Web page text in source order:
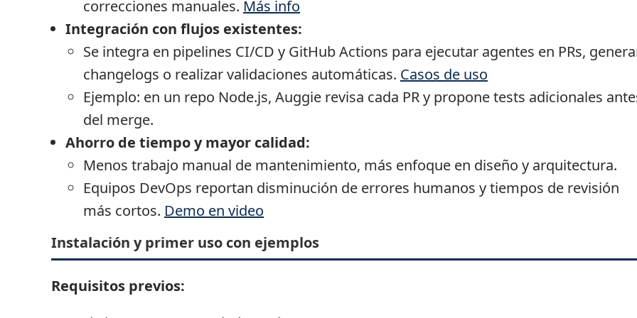
correcciones manuales. Más info
Integración con flujos existentes:
Se integra en pipelines CI/CD y GitHub Actions para ejecutar agentes en PRs,
changelogs o realizar validaciones automáticas. Casos de uso
Ejemplo: en un repo Node.js, Auggie revisa cada PR y propone tests adicionales
del merge.
Ahorro de tiempo y mayor calidad:
Menos trabajo manual de mantenimiento, más enfoque en diseño y arquitectura.
Equipos DevOps reportan disminución de errores humanos y tiempos de revisión
más cortos. Demo en video
Instalación y primer uso con ejemplos
Requisitos previos: